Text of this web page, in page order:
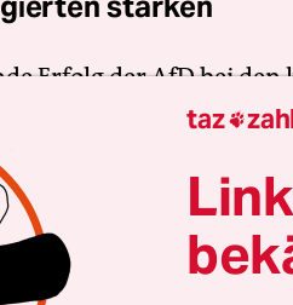
Erfolg der AfD bei
rechtsextreme Kräfte
Menschen, die sich vor
einsetzen. Die taz
Die
Orte und baut einen
taz 